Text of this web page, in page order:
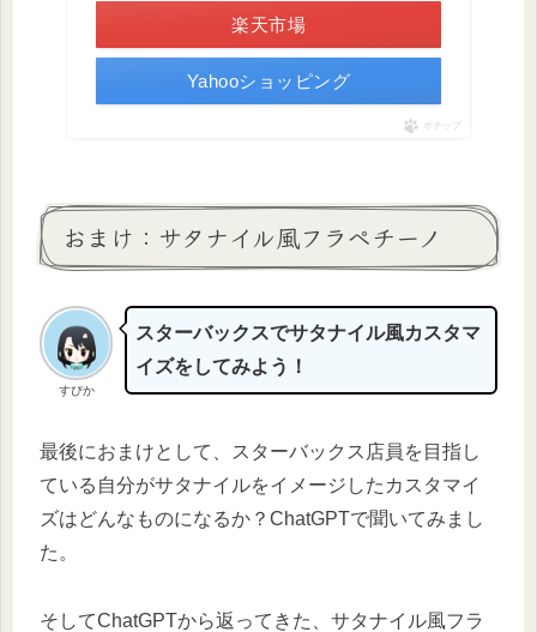
楽天市場
Yahooショッピング
ポチップ
おまけ：サタナイル風フラペチーノ
すぴか
スターバックスでサタナイル風カスタマ
イズをしてみよう！
最後におまけとして、スターバックス店員を目指し
ている自分がサタナイルをイメージしたカスタマイ
ズはどんなものになるか？ChatGPTで聞いてみまし
た。
そしてChatGPTから返ってきた、サタナイル風フラ